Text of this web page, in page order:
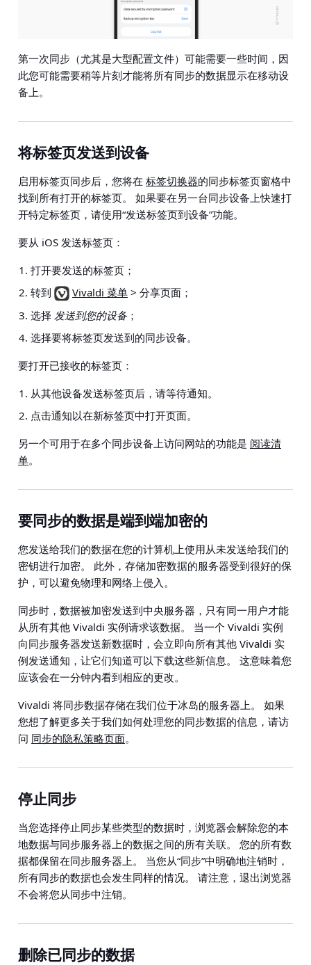
第一次同步（尤其是大型配置文件）可能需要一些时间，因
此您可能需要稍等片刻才能将所有同步的数据显示在移动设
备上。
将标签页发送到设备
启用标签页同步后，您将在 标签切换器的同步标签页窗格中
找到所有打开的标签页。 如果要在另一台同步设备上快速打
开特定标签页，请使用“发送标签页到设备”功能。
要从 iOS 发送标签页：
打开要发送的标签页；
转到
Vivaldi 菜单 > 分享页面 ；
选择 发送到您的设备；
选择要将标签页发送到的同步设备。
要打开已接收的标签页：
从其他设备发送标签页后，请等待通知。
点击通知以在新标签页中打开页面。
另一个可用于在多个同步设备上访问网站的功能是 阅读清
单。
要同步的数据是端到端加密的
您发送给我们的数据在您的计算机上使用从未发送给我们的
密钥进行加密。 此外，存储加密数据的服务器受到很好的保
护，可以避免物理和网络上侵入。
同步时，数据被加密发送到中央服务器，只有同一用户才能
从所有其他 Vivaldi 实例请求该数据。 当一个 Vivaldi 实例
向同步服务器发送新数据时，会立即向所有其他 Vivaldi 实
例发送通知，让它们知道可以下载这些新信息。 这意味着您
应该会在一分钟内看到相应的更改。
Vivaldi 将同步数据存储在我们位于冰岛的服务器上。 如果
您想了解更多关于我们如何处理您的同步数据的信息，请访
问 同步的隐私策略页面。
停止同步
当您选择停止同步某些类型的数据时，浏览器会解除您的本
地数据与同步服务器上的数据之间的所有关联。 您的所有数
据都保留在同步服务器上。 当您从“同步”中明确地注销时，
所有同步的数据也会发生同样的情况。 请注意，退出浏览器
不会将您从同步中注销。
删除已同步的数据